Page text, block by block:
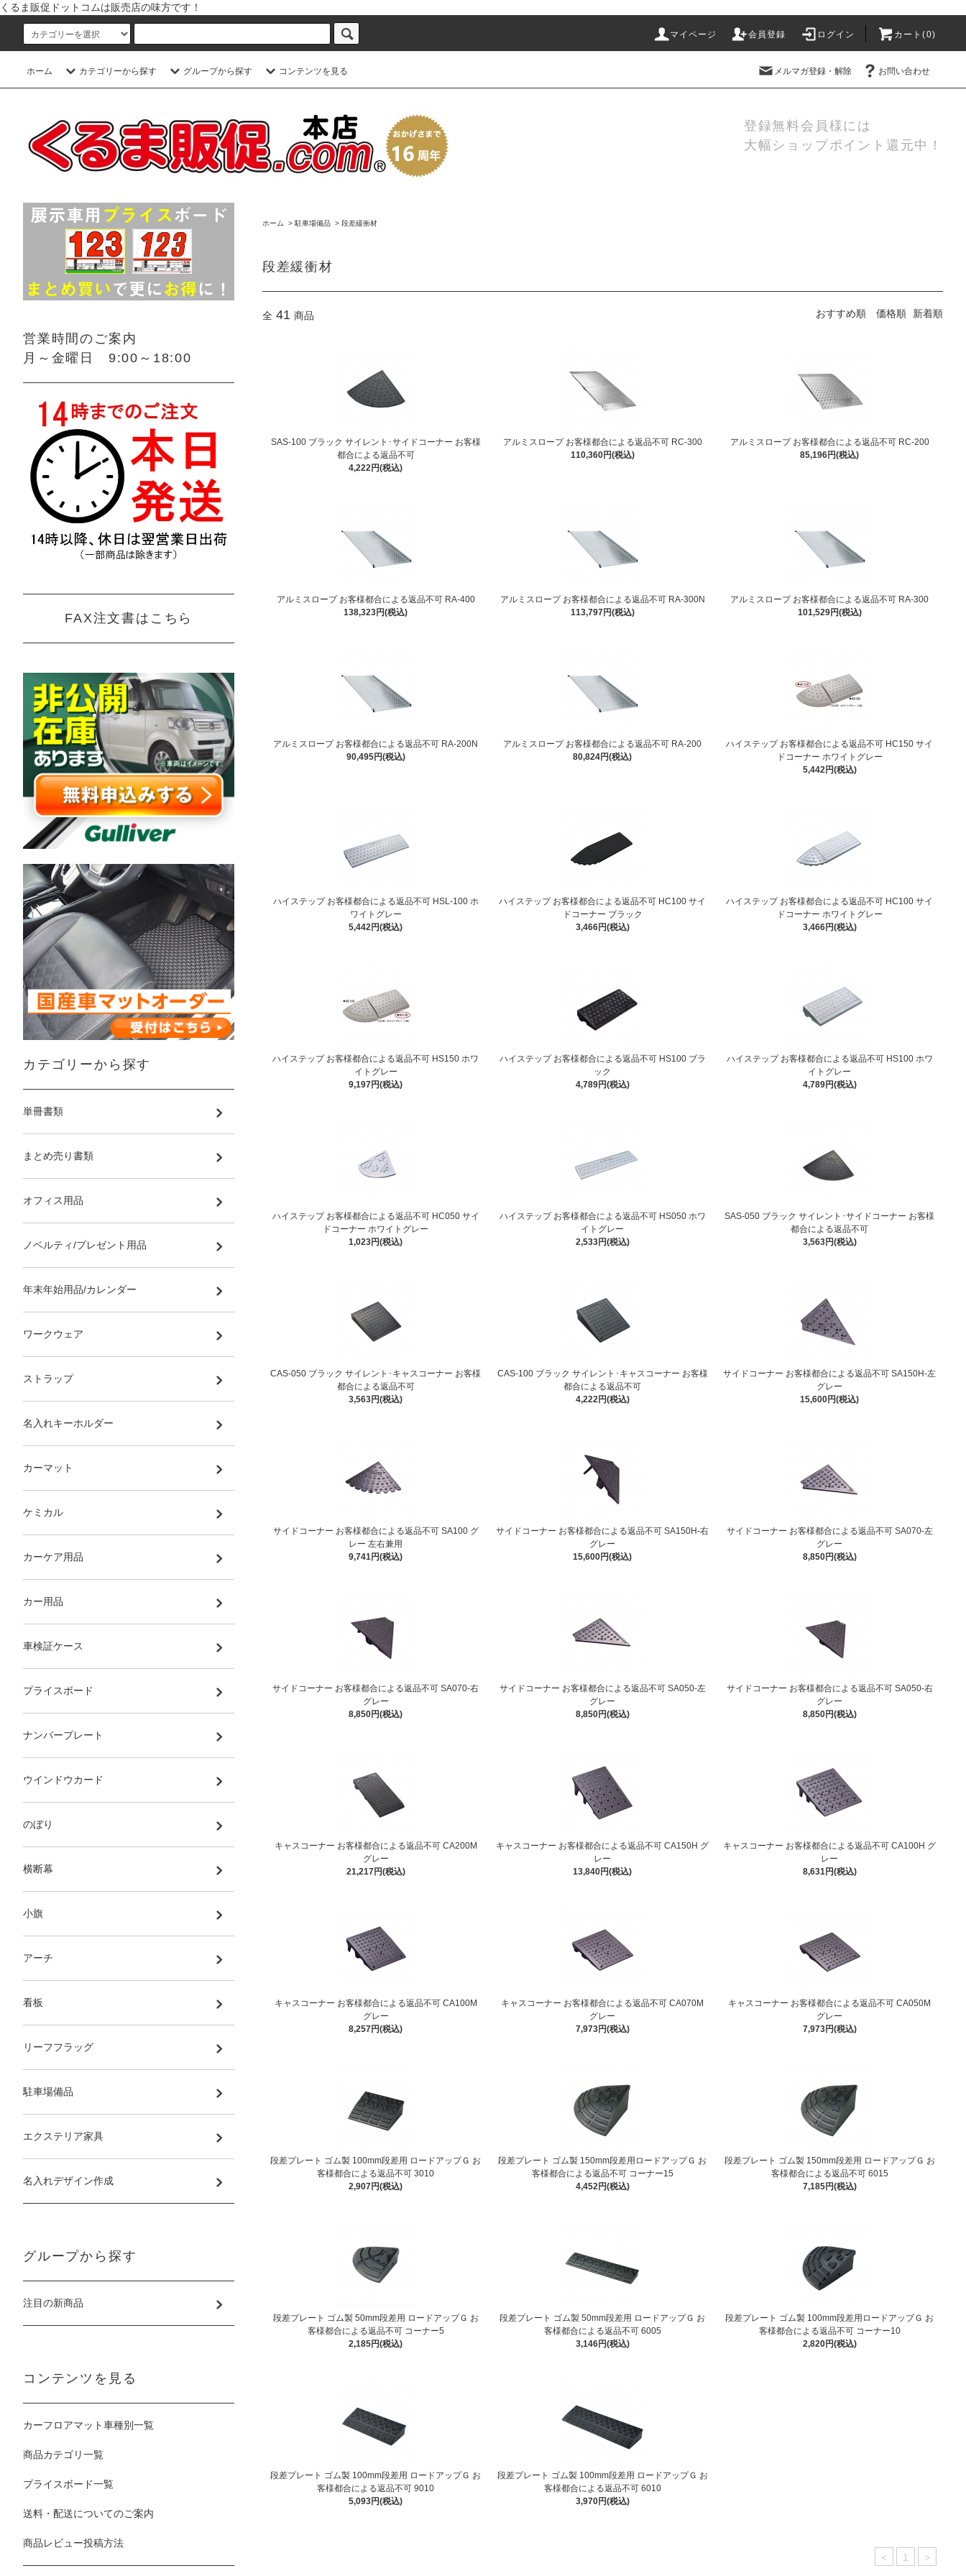
くるま販促ドットコムは販売店の味方です！
マイページ 会員登録 ログイン カート(0)
ホーム カテゴリーから探す グループから探す コンテンツを見る メルマガ登録・解除 お問い合わせ
登録無料会員様には
大幅ショップポイント還元中！
ホーム > 駐車場備品 > 段差緩衝材
段差緩衝材
全 41 商品 おすすめ順 価格順 新着順
SAS-100 ブラック サイレント･サイドコーナー お客様
都合による返品不可
4,222円(税込)
アルミスロープ お客様都合による返品不可 RC-300
110,360円(税込)
アルミスロープ お客様都合による返品不可 RC-200
85,196円(税込)
アルミスロープ お客様都合による返品不可 RA-400
138,323円(税込)
アルミスロープ お客様都合による返品不可 RA-300N
113,797円(税込)
アルミスロープ お客様都合による返品不可 RA-300
101,529円(税込)
アルミスロープ お客様都合による返品不可 RA-200N
90,495円(税込)
アルミスロープ お客様都合による返品不可 RA-200
80,824円(税込)
ハイステップ お客様都合による返品不可 HC150 サイ
ドコーナー ホワイトグレー
5,442円(税込)
ハイステップ お客様都合による返品不可 HSL-100 ホ
ワイトグレー
5,442円(税込)
ハイステップ お客様都合による返品不可 HC100 サイ
ドコーナー ブラック
3,466円(税込)
ハイステップ お客様都合による返品不可 HC100 サイ
ドコーナー ホワイトグレー
3,466円(税込)
ハイステップ お客様都合による返品不可 HS150 ホワ
イトグレー
9,197円(税込)
ハイステップ お客様都合による返品不可 HS100 ブラ
ック
4,789円(税込)
ハイステップ お客様都合による返品不可 HS100 ホワ
イトグレー
4,789円(税込)
ハイステップ お客様都合による返品不可 HC050 サイ
ドコーナー ホワイトグレー
1,023円(税込)
ハイステップ お客様都合による返品不可 HS050 ホワ
イトグレー
2,533円(税込)
SAS-050 ブラック サイレント･サイドコーナー お客様
都合による返品不可
3,563円(税込)
CAS-050 ブラック サイレント･キャスコーナー お客様
都合による返品不可
3,563円(税込)
CAS-100 ブラック サイレント･キャスコーナー お客様
都合による返品不可
4,222円(税込)
サイドコーナー お客様都合による返品不可 SA150H-左
グレー
15,600円(税込)
サイドコーナー お客様都合による返品不可 SA100 グ
レー 左右兼用
9,741円(税込)
サイドコーナー お客様都合による返品不可 SA150H-右
グレー
15,600円(税込)
サイドコーナー お客様都合による返品不可 SA070-左
グレー
8,850円(税込)
サイドコーナー お客様都合による返品不可 SA070-右
グレー
8,850円(税込)
サイドコーナー お客様都合による返品不可 SA050-左
グレー
8,850円(税込)
サイドコーナー お客様都合による返品不可 SA050-右
グレー
8,850円(税込)
キャスコーナー お客様都合による返品不可 CA200M
グレー
21,217円(税込)
キャスコーナー お客様都合による返品不可 CA150H グ
レー
13,840円(税込)
キャスコーナー お客様都合による返品不可 CA100H グ
レー
8,631円(税込)
キャスコーナー お客様都合による返品不可 CA100M
グレー
8,257円(税込)
キャスコーナー お客様都合による返品不可 CA070M
グレー
7,973円(税込)
キャスコーナー お客様都合による返品不可 CA050M
グレー
7,973円(税込)
段差プレート ゴム製 100mm段差用 ロードアップＧ お
客様都合による返品不可 3010
2,907円(税込)
段差プレート ゴム製 150mm段差用ロードアップＧ お
客様都合による返品不可 コーナー15
4,452円(税込)
段差プレート ゴム製 150mm段差用 ロードアップＧ お
客様都合による返品不可 6015
7,185円(税込)
段差プレート ゴム製 50mm段差用 ロードアップＧ お
客様都合による返品不可 コーナー5
2,185円(税込)
段差プレート ゴム製 50mm段差用 ロードアップＧ お
客様都合による返品不可 6005
3,146円(税込)
段差プレート ゴム製 100mm段差用ロードアップＧ お
客様都合による返品不可 コーナー10
2,820円(税込)
段差プレート ゴム製 100mm段差用 ロードアップＧ お
客様都合による返品不可 9010
5,093円(税込)
段差プレート ゴム製 100mm段差用 ロードアップＧ お
客様都合による返品不可 6010
3,970円(税込)
< 1 >
営業時間のご案内
月～金曜日 9:00～18:00
FAX注文書はこちら
カテゴリーから探す
単冊書類
まとめ売り書類
オフィス用品
ノベルティ/プレゼント用品
年末年始用品/カレンダー
ワークウェア
ストラップ
名入れキーホルダー
カーマット
ケミカル
カーケア用品
カー用品
車検証ケース
プライスボード
ナンバープレート
ウインドウカード
のぼり
横断幕
小旗
アーチ
看板
リーフフラッグ
駐車場備品
エクステリア家具
名入れデザイン作成
グループから探す
注目の新商品
コンテンツを見る
カーフロアマット車種別一覧
商品カテゴリ一覧
プライスボード一覧
送料・配送についてのご案内
商品レビュー投稿方法